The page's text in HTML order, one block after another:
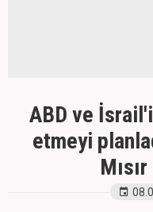
ABD ve
etmeyi